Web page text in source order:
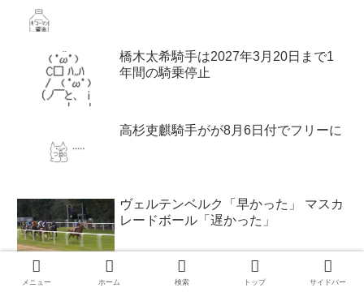
橋木太希騎手は2027年3月20日まで1
年間の騎乗停止
高杉吏麒騎手がが8月6日付でフリーに
ヴェルテンベルク「早かった」 マスカ
レードボール「遅かった」
「シンボリルドルフ3歳でJC3着？大し
メニュー ホーム 検索 トップ サイドバー